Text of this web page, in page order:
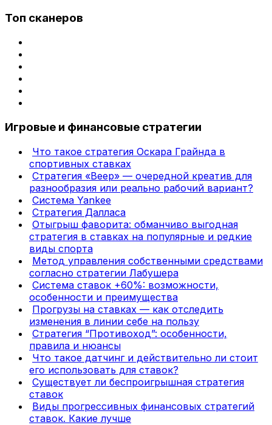
Топ сканеров
Игровые и финансовые стратегии
Что такое стратегия Оскара Грайнда в
спортивных ставках
Стратегия «Веер» — очередной креатив для
разнообразия или реально рабочий вариант?
Система Yankee
Стратегия Далласа
Отыгрыш фаворита: обманчиво выгодная
стратегия в ставках на популярные и редкие
виды спорта
Метод управления собственными средствами
согласно стратегии Лабушера
Система ставок +60%: возможности,
особенности и преимущества
Прогрузы на ставках — как отследить
изменения в линии себе на пользу
Стратегия “Противоход”: особенности,
правила и нюансы
Что такое датчинг и действительно ли стоит
его использовать для ставок?
Существует ли беспроигрышная стратегия
ставок
Виды прогрессивных финансовых стратегий
ставок. Какие лучше